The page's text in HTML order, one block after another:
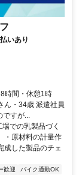
いあり
時間・休憩1時
・34歳 派遣社員
ですが...
での乳製品づく
・原材料の計量作
成した製品のチェ
歓迎
バイク通勤OK